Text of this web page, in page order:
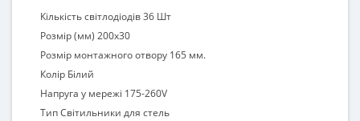
Кількість світлодіодів 36 Шт
Розмір (мм) 200х30
Розмір монтажного отвору 165 мм.
Колір Білий
Напруга у мережі 175-260V
Тип Світильники для стель